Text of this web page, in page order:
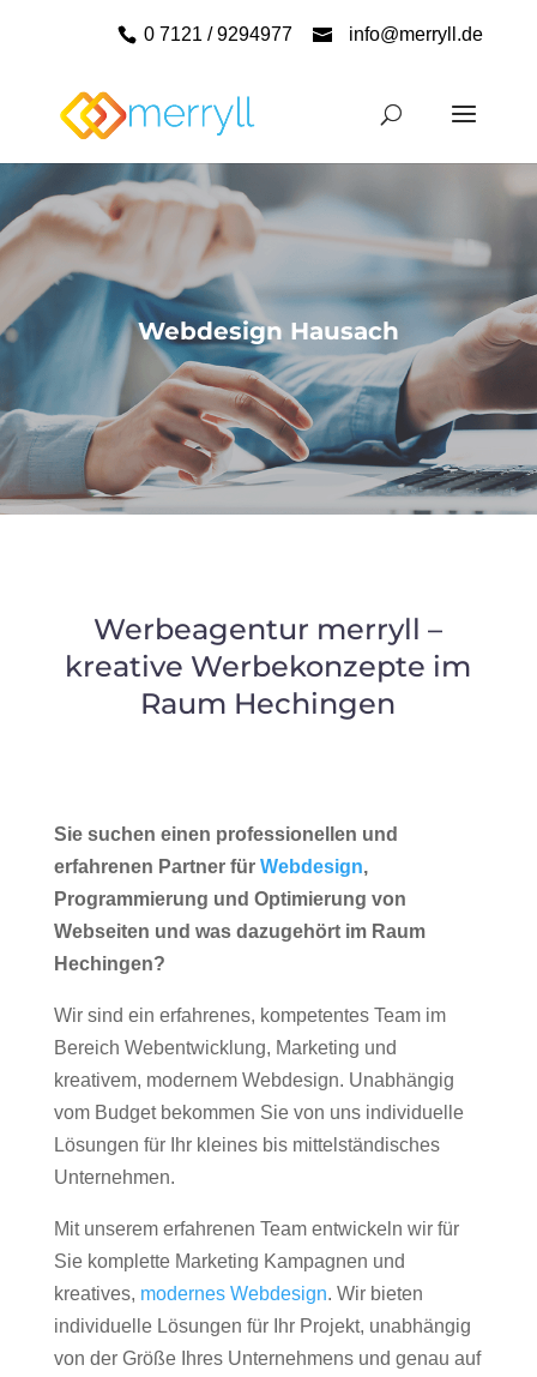
0 7121 / 9294977 info@merryll.de
Webdesign Hausach
Werbeagentur merryll –
kreative Werbekonzepte im
Raum Hechingen
Sie suchen einen professionellen und
erfahrenen Partner für Webdesign,
Programmierung und Optimierung von
Webseiten und was dazugehört im Raum
Hechingen?
Wir sind ein erfahrenes, kompetentes Team im
Bereich Webentwicklung, Marketing und
kreativem, modernem Webdesign. Unabhängig
vom Budget bekommen Sie von uns individuelle
Lösungen für Ihr kleines bis mittelständisches
Unternehmen.
Mit unserem erfahrenen Team entwickeln wir für
Sie komplette Marketing Kampagnen und
kreatives, modernes Webdesign. Wir bieten
individuelle Lösungen für Ihr Projekt, unabhängig
von der Größe Ihres Unternehmens und genau auf